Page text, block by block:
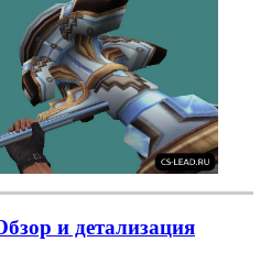
и детализация